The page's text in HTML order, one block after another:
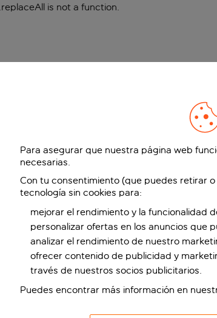
is not a function.
Para asegurar que nuestra página web
necesarias.
Con tu consentimiento (que puedes retirar
tecnología sin cookies para:
mejorar el rendimiento y la funcionalidad
personalizar ofertas en los anuncios que
analizar el rendimiento de nuestro
ofrecer contenido de publicidad y
través de nuestros socios publicitarios.
Puedes encontrar más información en